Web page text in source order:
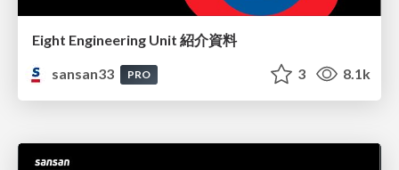
Eight Engineering Unit 紹介資料
sansan33
PRO 3 8.1k